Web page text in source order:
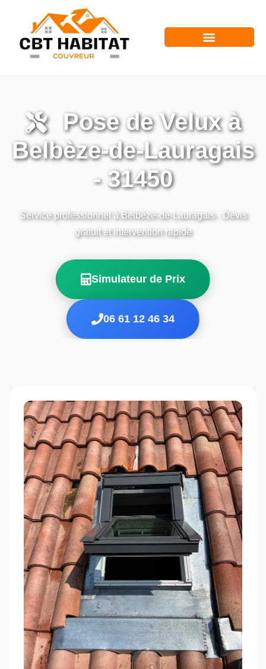
Pose de Velux à
Belbèze-de-Lauragais
- 31450
Service professionnel à Belbèze-de-Lauragais - Devis
gratuit et intervention rapide
Simulateur de Prix
06 61 12 46 34